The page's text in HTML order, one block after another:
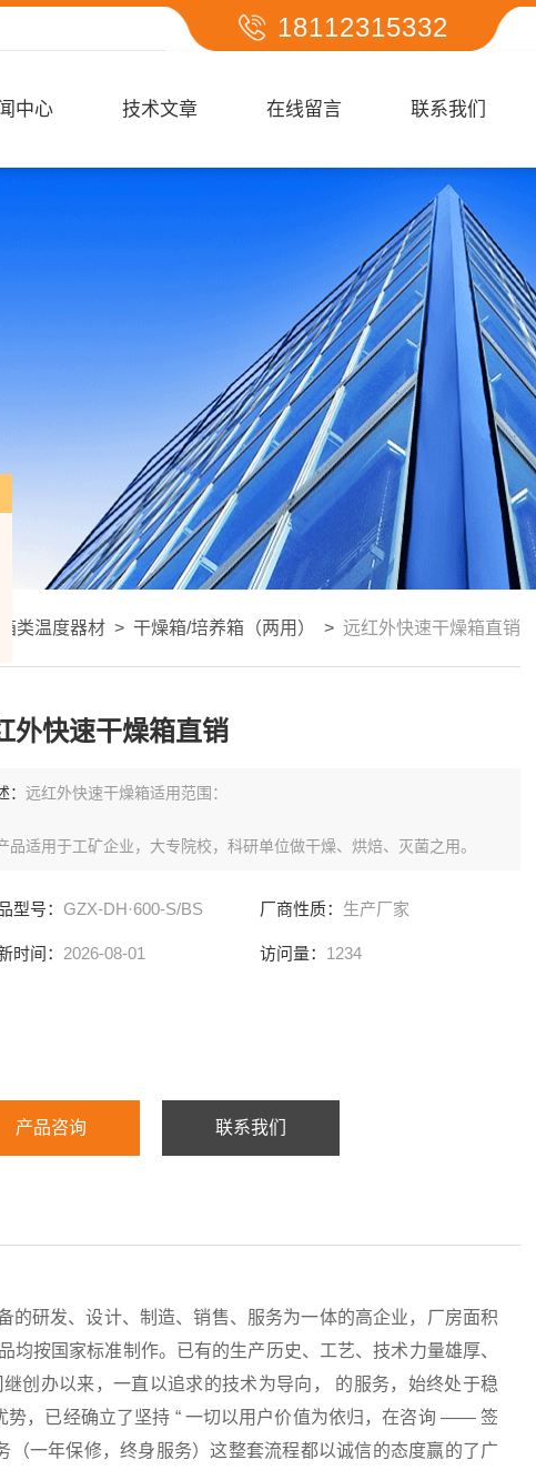
18112315332
中心 技术文章 在线留言 联系我们
箱类温度器材 > 干燥箱/培养箱（两用） > 远红外快速干燥箱直销
外快速干燥箱直销
：远红外快速干燥箱适用范围：
品适用于工矿企业，大专院校，科研单位做干燥、烘焙、灭菌之用。
型号： GZX-DH·600-S/BS 厂商性质： 生产厂家
时间： 2026-08-01 访问量： 1234
产品咨询 联系我们
研发、设计、制造、销售、服务为一体的高企业，厂房面积
按国家标准制作。已有的生产历史、工艺、技术力量雄厚、
创办以来，一直以追求的技术为导向， 的服务，始终处于稳
，已经确立了坚持 “ 一切以用户价值为依归，在咨询 —— 签
年保修，终身服务）这整套流程都以诚信的态度赢的了广